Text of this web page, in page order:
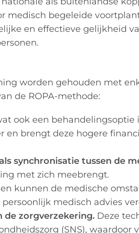
medisch begeleide
en effectieve gelijkheid
worden gehouden met
de ROPA-methode:
ook een behandelingsoptie
en brengt deze hogere
synchronisatie tussen de
met zich meebrengt.
kunnen de medische
medisch advies
de zorgverzekering. Deze
(SNS), waardoor